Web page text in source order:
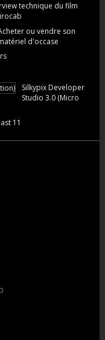
technique du film
ou vendre son
d'occase
Silkypix Developer
Studio 3.0 (Micro
11